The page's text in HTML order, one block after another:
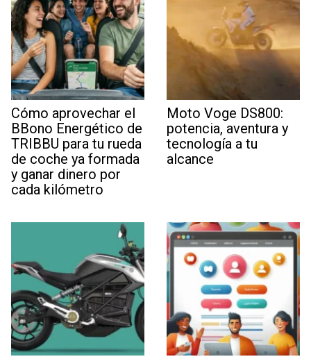
Cómo aprovechar el
BBono Energético de
TRIBBU para tu rueda
de coche ya formada
y ganar dinero por
cada kilómetro
Moto Voge DS800:
potencia, aventura y
tecnología a tu
alcance